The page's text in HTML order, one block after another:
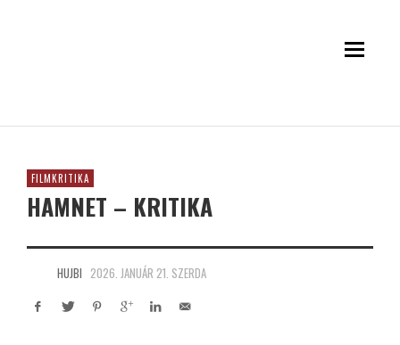
FILMKRITIKA
HAMNET – KRITIKA
HUJBI 2026. JANUÁR 21. SZERDA